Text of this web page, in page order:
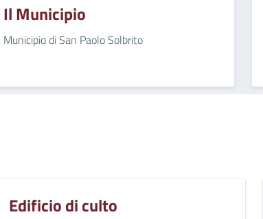
Il Municipio
Municipio di San Paolo Solbrito
Edificio di culto